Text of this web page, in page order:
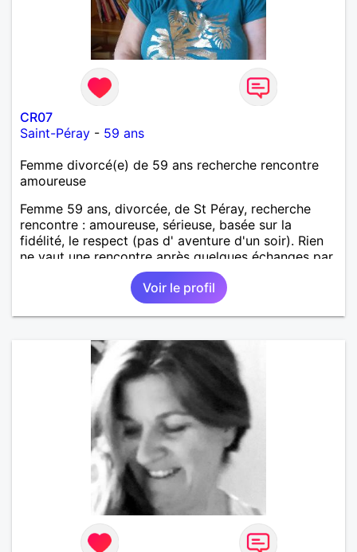
CR07
Saint-Péray - 59 ans
Femme divorcé(e) de 59 ans recherche rencontre
amoureuse
Femme 59 ans, divorcée, de St Péray, recherche
rencontre : amoureuse, sérieuse, basée sur la
fidélité, le respect (pas d' aventure d'un soir). Rien
ne vaut une rencontre après quelques échanges par
messages pour savoir si il y a un feeling entre les
deux et le désir de se revoir. Au plaisir de se
Voir le profil